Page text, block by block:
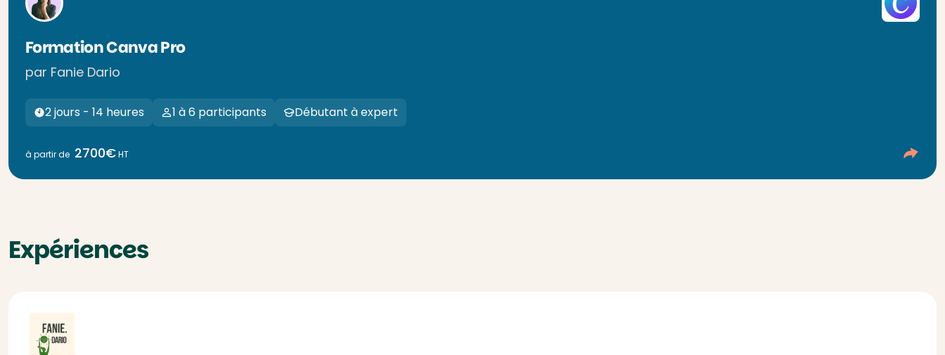
Formation Canva Pro
par Fanie Dario
2 jours - 14 heures 1 à 6 participants Débutant à expert
à partir de 2700€HT
Expériences